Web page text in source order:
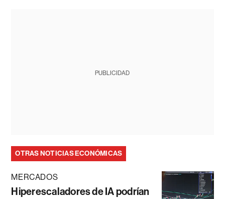
PUBLICIDAD
OTRAS NOTICIAS ECONÓMICAS
MERCADOS
Hiperescaladores de IA podrían